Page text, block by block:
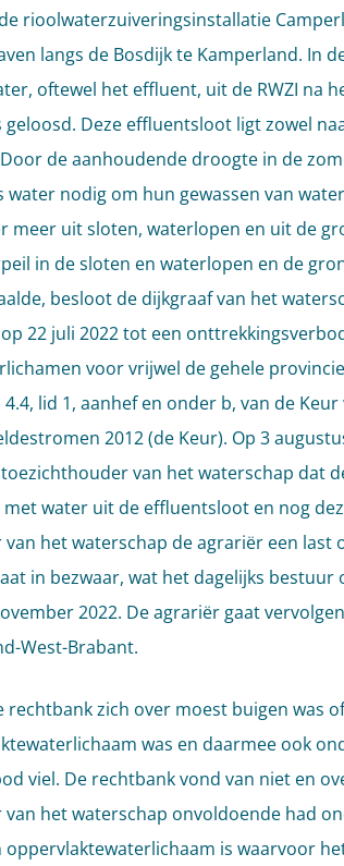
rioolwaterzuiveringsinstallatie
langs de Bosdijk te Kamperland. In
oftewel het effluent, uit de RWZI na
Deze effluentsloot ligt zowel
de aanhoudende droogte in de
water nodig om hun gewassen van
meer uit sloten, waterlopen en uit de
in de sloten en waterlopen en de
besloot de dijkgraaf van het
22 juli 2022 tot een
voor vrijwel de gehele
lid 1, aanhef en onder b, van de
2012 (de Keur). Op 3
van het waterschap dat
water uit de effluentsloot en nog
het waterschap de agrariër een last
in bezwaar, wat het dagelijks bestuur
2022. De agrariër gaat
West-Brabant.
rechtbank zich over moest buigen was
was en daarmee ook
viel. De rechtbank vond van niet en
van het waterschap onvoldoende had
is waarvoor